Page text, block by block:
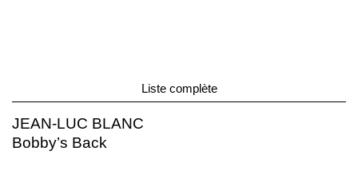
Liste complète
JEAN-LUC BLANC
Bobby’s Back